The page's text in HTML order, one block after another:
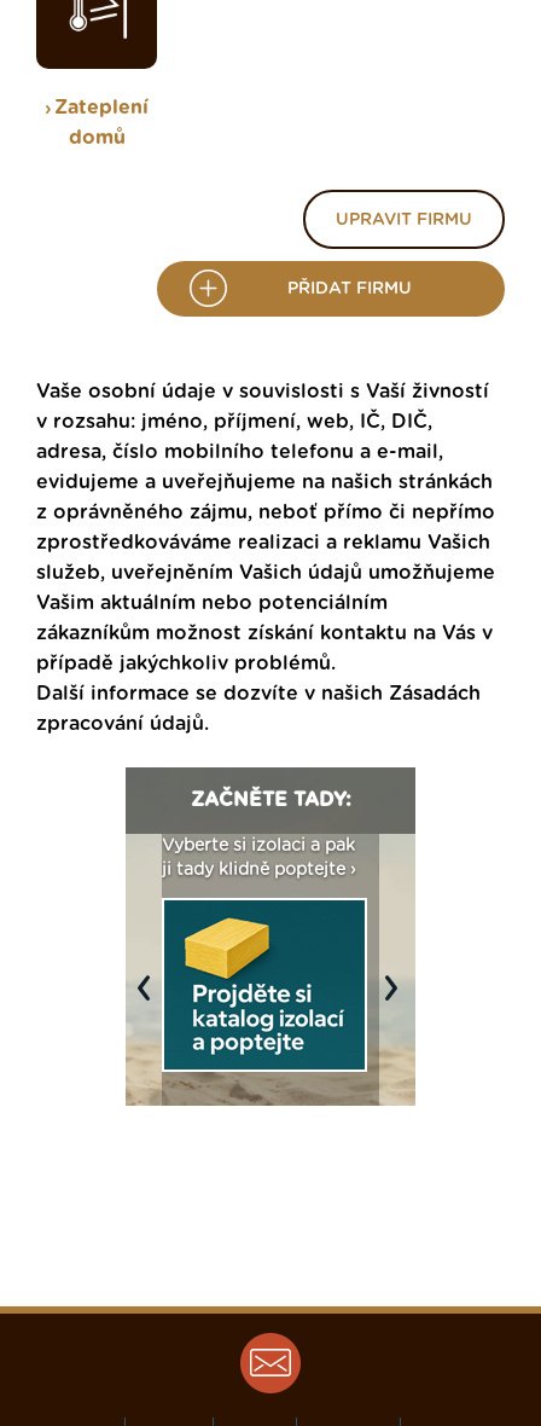
Zateplení
domů
UPRAVIT FIRMU
PŘIDAT FIRMU
Vaše osobní údaje v souvislosti s Vaší živností
v rozsahu: jméno, příjmení, web, IČ, DIČ,
adresa, číslo mobilního telefonu a e-mail,
evidujeme a uveřejňujeme na našich stránkách
z oprávněného zájmu, neboť přímo či nepřímo
zprostředkováváme realizaci a reklamu Vašich
služeb, uveřejněním Vašich údajů umožňujeme
Vašim aktuálním nebo potenciálním
zákazníkům možnost získání kontaktu na Vás v
případě jakýchkoliv problémů.
Další informace se dozvíte v našich Zásadách
zpracování údajů.
ZAČNĚTE TADY:
Vyberte si izolaci a pak
ji tady klidně poptejte ›
Previous Next